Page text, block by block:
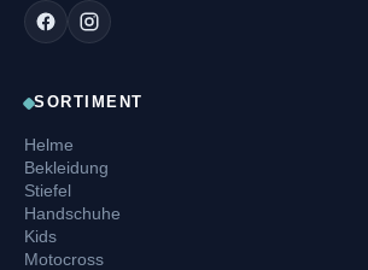
SORTIMENT
Helme
Bekleidung
Stiefel
Handschuhe
Kids
Motocross